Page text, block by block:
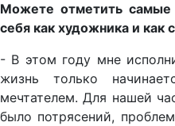
Можете отметить
себя как художника и как
- В этом году мне
жизнь только
мечтателем. Для нашей
было потрясений,